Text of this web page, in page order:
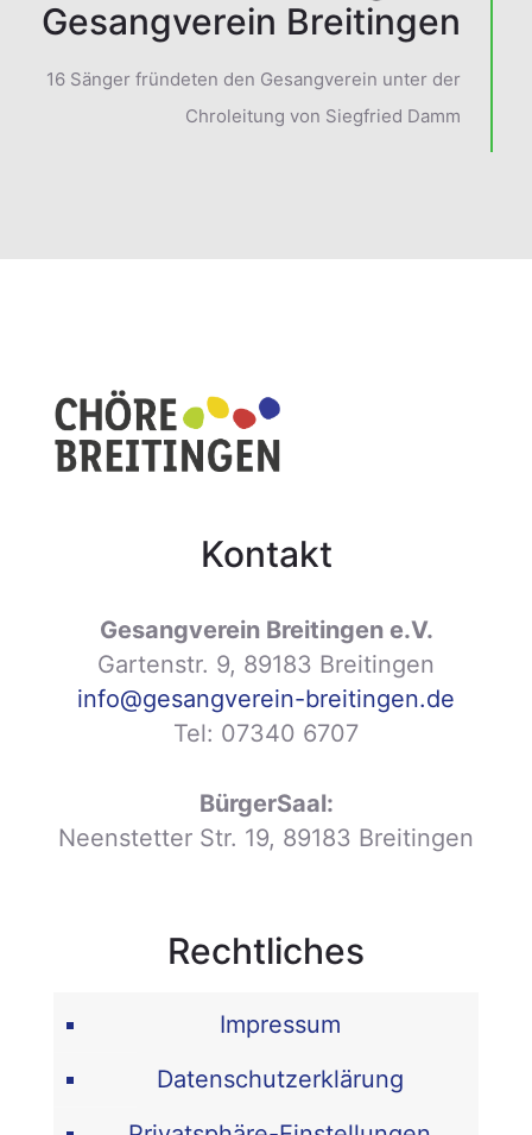
Gesangverein Breitingen
16 Sänger fründeten den Gesangverein unter der
Chroleitung von Siegfried Damm
Kontakt
Gesangverein Breitingen e.V.
Gartenstr. 9, 89183 Breitingen
info@gesangverein-breitingen.de
Tel: 07340 6707
BürgerSaal:
Neenstetter Str. 19, 89183 Breitingen
Rechtliches
Impressum
Datenschutzerklärung